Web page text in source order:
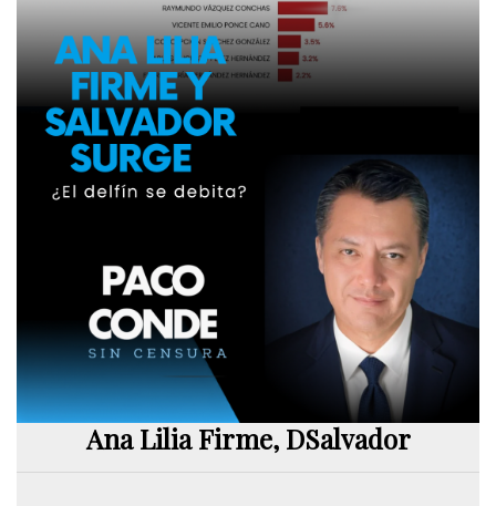
Ana Lilia Firme, DSalvador